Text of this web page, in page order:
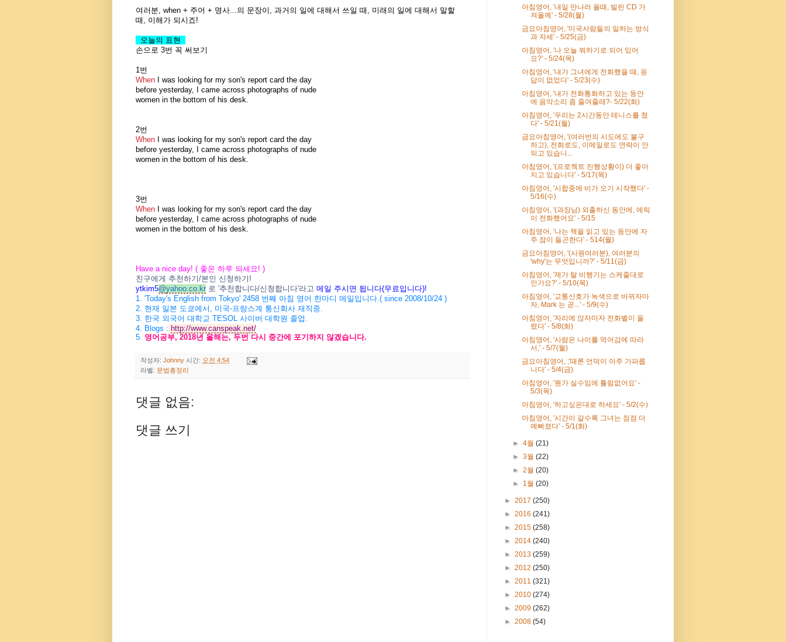
여러분, when + 주어 + 명사...의 문장이, 과거의 일에 대해서 쓰일 때, 미래의 일에 대해서 말할
때, 이해가 되시죠!
오늘의 표현
손으로 3번 꼭 써보기
1번
When I was looking for my son's report card the day
before yesterday, I came across photographs of nude
women in the bottom of his desk.
2번
When I was looking for my son's report card the day
before yesterday, I came across photographs of nude
women in the bottom of his desk.
3번
When I was looking for my son's report card the day
before yesterday, I came across photographs of nude
women in the bottom of his desk.
Have a nice day! ( 좋은 하루 되세요! )
친구에게 추천하기/본인 신청하기 !
ytkim5@yahoo.co.kr 로 '추천합니다/신청합니다'라고 메일 주시면 됩니다(무료입니다)!
1. 'Today's English from Tokyo' 2458 번째 아침 영어 한마디 메일입니다.( since 2008/10/24 )
2. 현재 일본 도쿄에서 , 미국-프랑스계 통신회사 재직중.
3. 한국 외국어 대학교 TESOL 사이버 대학원 졸업 .
4. Blogs : http://www.canspeak.net/
5. 영어공부, 2018년 올해는, 두번 다시 중간에 포기하지 않겠습니다.
작성자: Johnny 시간: 오전 4:54
라벨: 문법총정리
댓글 없음:
댓글 쓰기
아침영어, '내일 만나러 올때, 빌린 CD 가
져올께' - 5/28(월)
금요아침영어, '미국사람들의 일하는 방식
과 자세' - 5/25(금)
아침영어, '나 오늘 뭐하기로 되어 있어
요?' - 5/24(목)
아침영어, '내가 그녀에게 전화했을 때, 응
답이 없었다' - 5/23(수)
아침영어, '내가 전화통화하고 있는 동안
에 음악소리 좀 줄여줄래?- 5/22(화)
아침영어, '우리는 2시간동안 테니스를 쳤
다' - 5/21(월)
금요아침영어, '(여러번의 시도에도 불구
하고), 전화로도, 이메일로도 연락이 안
되고 있습니...
아침영어, '(프로젝트 진행상황이) 더 좋아
지고 있습니다' - 5/17(목)
아침영어, '시합중에 비가 오기 시작했다' -
5/16(수)
아침영어, '(과장님) 외출하신 동안에, 에릭
이 전화했어요' - 5/15
아침영어, '나는 책을 읽고 있는 동안에 자
주 잠이 들곤한다' - 514(월)
금요아침영어, '(사원여러분), 여러분의
'why'는 무엇입니까?' - 5/11(금)
아침영어, '제가 탈 비행기는 스케줄대로
인가요?' - 5/10(목)
아침영어, '교통신호가 녹색으로 바뀌자마
자, Mark 는 곧...' - 5/9(수)
아침영어, '자리에 앉자마자 전화벨이 울
렸다' - 5/8(화)
아침영어, '사람은 나이를 먹어감에 따라
서,' - 5/7(월)
금요아침영어, ;'때론 언덕이 아주 가파릅
니다' - 5/4(금)
아침영어, '뭔가 실수임에 틀림없어요' -
5/3(목)
아침영어, '하고싶은대로 하세요' - 5/2(수)
아침영어, '시간이 갈수록 그녀는 점점 더
예뻐졌다' - 5/1(화)
►4월(21)
►3월(22)
►2월(20)
► 1월(20)
► 2017 (250)
► 2016 (241)
► 2015 (258)
► 2014 (240)
► 2013 (259)
► 2012 (250)
► 2011 (321)
► 2010 (274)
► 2009 (262)
► 2008 (54)